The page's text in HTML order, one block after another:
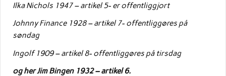
Ilka Nichols 1947 – artikel 5- er offentliggjort
Johnny Finance 1928 – artikel 7- offentliggøres på
søndag
Ingolf 1909 – artikel 8- offentliggøres på tirsdag
og her Jim Bingen 1932 – artikel 6.